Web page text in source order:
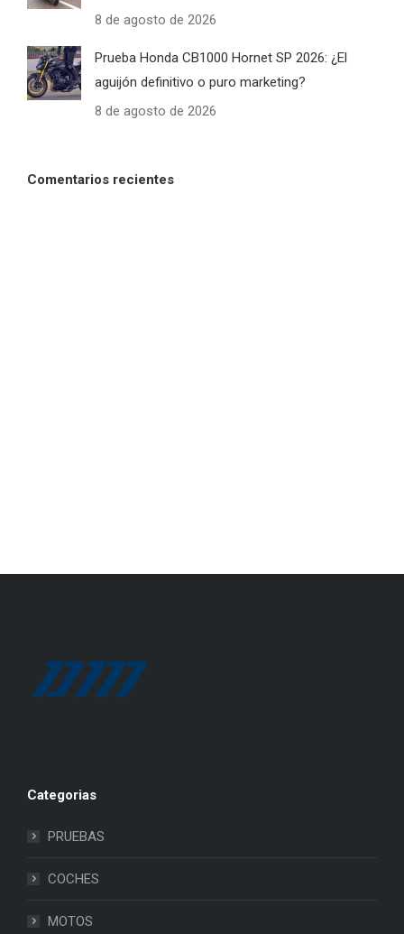
8 de agosto de 2026
Prueba Honda CB1000 Hornet SP 2026: ¿El
aguijón definitivo o puro marketing?
8 de agosto de 2026
Comentarios recientes
Categorias
PRUEBAS
COCHES
MOTOS